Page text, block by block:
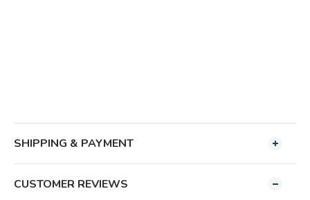
SHIPPING & PAYMENT
CUSTOMER REVIEWS